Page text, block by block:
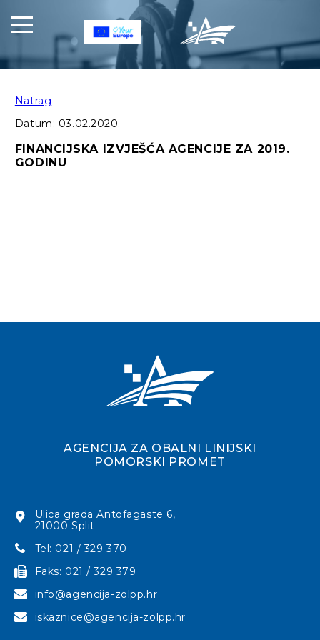
Natrag
Datum: 03.02.2020.
FINANCIJSKA IZVJEŠĆA AGENCIJE ZA 2019.
GODINU
AGENCIJA ZA OBALNI LINIJSKI
POMORSKI PROMET
Ulica grada Antofagaste 6,
21000 Split
Tel: 021 / 329 370
Faks: 021 / 329 379
info@agencija-zolpp.hr
iskaznice@agencija-zolpp.hr